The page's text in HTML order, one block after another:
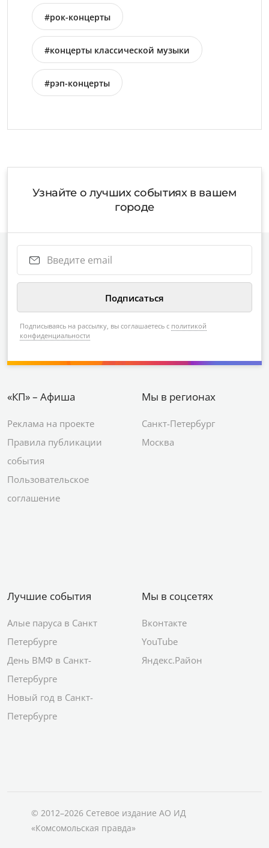
#рок-концерты
#концерты классической музыки
#рэп-концерты
Узнайте о лучших событиях в вашем
городе
Подписываясь на рассылку, вы соглашаетесь с политикой
конфиденциальности
«КП» – Афиша
Реклама на проекте
Правила публикации
события
Пользовательское
соглашение
Мы в регионах
Санкт-Петербург
Москва
Лучшие события
Алые паруса в Санкт
Петербурге
День ВМФ в Санкт-
Петербурге
Новый год в Санкт-
Петербурге
Мы в соцсетях
Вконтакте
YouTube
Яндекс.Район
© 2012–2026 Сетевое издание АО ИД
«Комсомольская правда»